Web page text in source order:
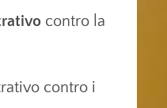
contro la
contro i